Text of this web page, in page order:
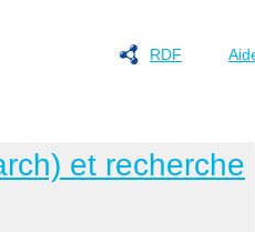
RDF
et recherche